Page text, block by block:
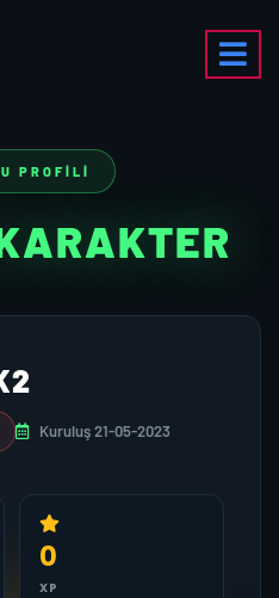
PROFILI
Kuruluş 21-05-2023
0
XP